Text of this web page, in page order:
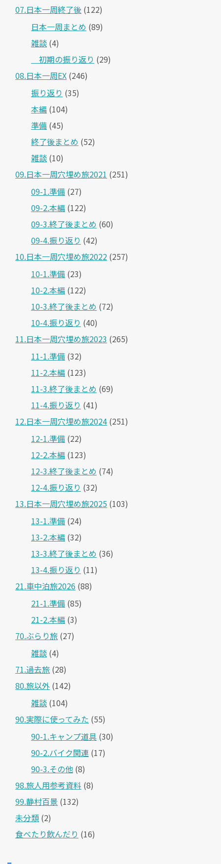
07.日本一周終了後 (122)
日本一周まとめ (89)
雑談 (4)
＿初期の振り返り (29)
08.日本一周EX (246)
振り返り (35)
本編 (104)
準備 (45)
終了後まとめ (52)
雑談 (10)
09.日本一周穴埋め旅2021 (251)
09-1.準備 (27)
09-2.本編 (122)
09-3.終了後まとめ (60)
09-4.振り返り (42)
10.日本一周穴埋め旅2022 (257)
10-1.準備 (23)
10-2.本編 (122)
10-3.終了後まとめ (72)
10-4.振り返り (40)
11.日本一周穴埋め旅2023 (265)
11-1.準備 (32)
11-2.本編 (123)
11-3.終了後まとめ (69)
11-4.振り返り (41)
12.日本一周穴埋め旅2024 (251)
12-1.準備 (22)
12-2.本編 (123)
12-3.終了後まとめ (74)
12-4.振り返り (32)
13.日本一周穴埋め旅2025 (103)
13-1.準備 (24)
13-2.本編 (32)
13-3.終了後まとめ (36)
13-4.振り返り (11)
21.車中泊旅2026 (88)
21-1.準備 (85)
21-2.本編 (3)
70.ぶらり旅 (27)
雑談 (4)
71.過去旅 (28)
80.旅以外 (142)
雑談 (104)
90.実際に使ってみた (55)
90-1.キャンプ道具 (30)
90-2.バイク関連 (17)
90-3.その他 (8)
98.旅人用参考資料 (8)
99.静村百景 (132)
未分類 (2)
食べたり飲んだり (16)